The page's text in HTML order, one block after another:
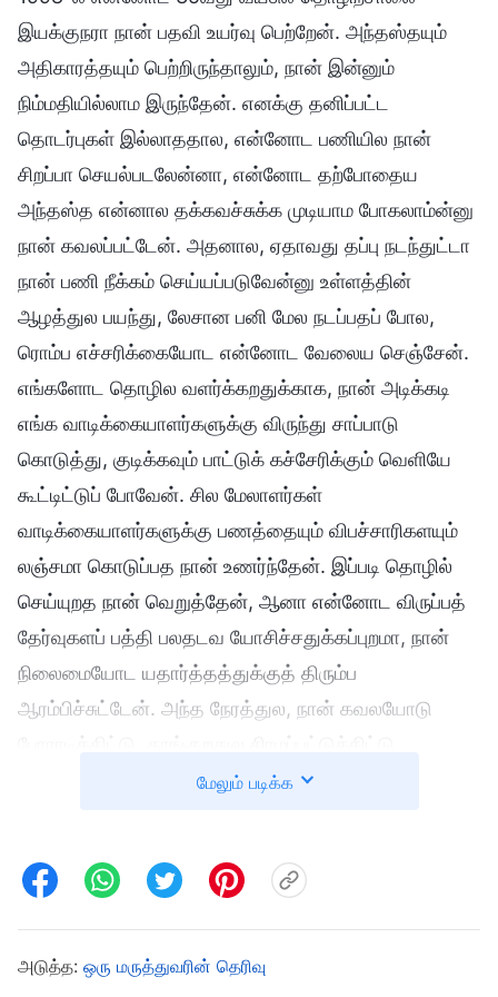
இயக்குநரா நான் பதவி உயர்வு பெற்றேன். அந்தஸ்தயும்
அதிகாரத்தயும் பெற்றிருந்தாலும், நான் இன்னும்
நிம்மதியில்லாம இருந்தேன். எனக்கு தனிப்பட்ட
தொடர்புகள் இல்லாததால, என்னோட பணியில நான்
சிறப்பா செயல்படலேன்னா, என்னோட தற்போதைய
அந்தஸ்த என்னால தக்கவச்சுக்க முடியாம போகலாம்ன்னு
நான் கவலப்பட்டேன். அதனால, ஏதாவது தப்பு நடந்துட்டா
நான் பணி நீக்கம் செய்யப்படுவேன்னு உள்ளத்தின்
ஆழத்துல பயந்து, லேசான பனி மேல நடப்பதப் போல,
ரொம்ப எச்சரிக்கையோட என்னோட வேலைய செஞ்சேன்.
எங்களோட தொழில வளர்க்கறதுக்காக, நான் அடிக்கடி
எங்க வாடிக்கையாளர்களுக்கு விருந்து சாப்பாடு
கொடுத்து, குடிக்கவும் பாட்டுக் கச்சேரிக்கும் வெளியே
கூட்டிட்டுப் போவேன். சில மேலாளர்கள்
வாடிக்கையாளர்களுக்கு பணத்தையும் விபச்சாரிகளயும்
லஞ்சமா கொடுப்பத நான் உணர்ந்தேன். இப்படி தொழில்
செய்யுறத நான் வெறுத்தேன், ஆனா என்னோட விருப்பத்
தேர்வுகளப் பத்தி பலதடவ யோசிச்சதுக்கப்புறமா, நான்
நிலைமையோட யதார்த்தத்துக்குத் திரும்ப
ஆரம்பிச்சுட்டேன். அந்த நேரத்துல, நான் கவலயோடு
இருந்தேன். வேலையினால ஏற்பட்ட மன அழுத்தத்தாலயும்
போன்றவை எனக்கு வந்துச்சு. பின்நாட்கள்ல, என்னோட
சொந்தமான கம்பெனியா மாறுச்சு. இருநூறு முந்நூறு
மேலும் படிக்க
அடுத்த: ஒரு மருத்துவரின் தெரிவு